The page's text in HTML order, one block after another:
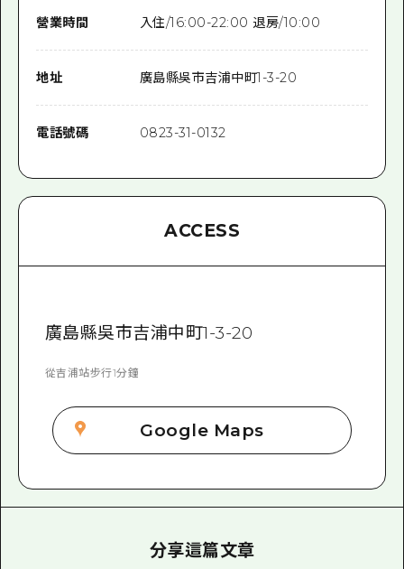
營業時間 入住/16:00-22:00 退房/10:00
地址 廣島縣吳市吉浦中町1-3-20
電話號碼 0823-31-0132
ACCESS
廣島縣吳市吉浦中町1-3-20
從吉浦站步行1分鐘
Google Maps
分享這篇文章